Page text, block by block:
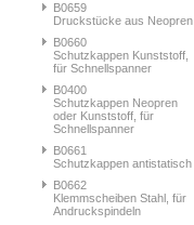
B0659
Druckstücke aus Neopren
B0660
Schutzkappen Kunststoff,
für Schnellspanner
B0400
Schutzkappen Neopren
oder Kunststoff, für
Schnellspanner
B0661
Schutzkappen antistatisch
B0662
Klemmscheiben Stahl, für
Andruckspindeln